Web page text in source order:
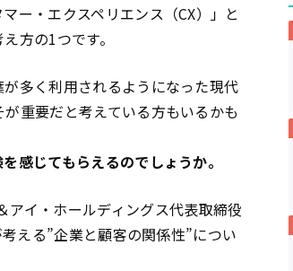
ー・エクスペリエンス（CX）」と
方の1つです。
多く利用されるようになった現代
重要だと考えている方もいるかも
感じてもらえるのでしょうか。
アイ・ホールディングス代表取締役
える”企業と顧客の関係性”につい